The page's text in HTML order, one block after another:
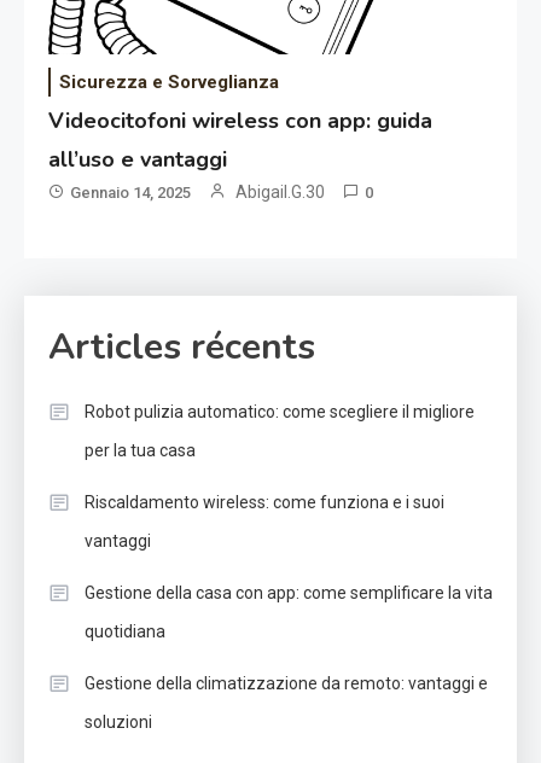
Sicurezza e Sorveglianza
Videocitofoni wireless con app: guida
all’uso e vantaggi
Gennaio 14, 2025 Abigail.G.30 0
Articles récents
Robot pulizia automatico: come scegliere il migliore
per la tua casa
Riscaldamento wireless: come funziona e i suoi
vantaggi
Gestione della casa con app: come semplificare la vita
quotidiana
Gestione della climatizzazione da remoto: vantaggi e
soluzioni